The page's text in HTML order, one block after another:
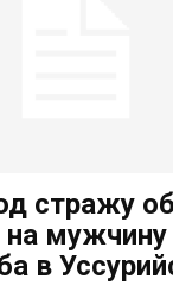
стражу
на мужчину
в